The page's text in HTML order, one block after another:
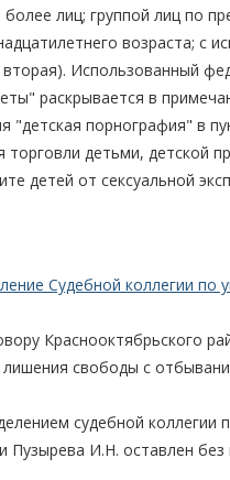
лиц; группой лиц по
возраста; с
Использованный
раскрывается в
"детская порнография" в
детьми, детской
детей от сексуальной
Судебной коллегии
Краснооктябрьского
свободы с
судебной коллегии
Пузырева И.Н. оставлен без